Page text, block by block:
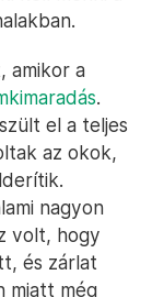
amikor a
.
el a teljes
az okok,
nagyon
volt, hogy
és zárlat
miatt még